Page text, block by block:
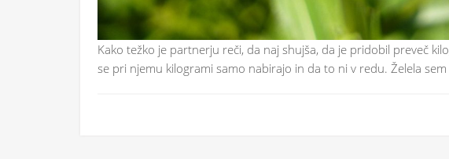
Kako težko je partnerju reči, da naj shujša, da je pridobil preveč
se pri njemu kilogrami samo nabirajo in da to ni v redu. Želela